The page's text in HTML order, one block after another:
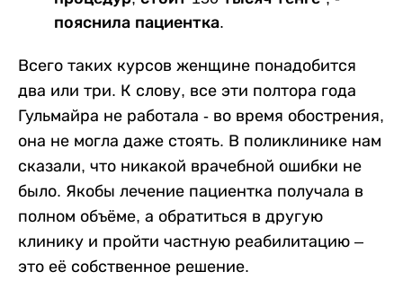
пояснила пациентка.
Всего таких курсов женщине понадобится
два или три. К слову, все эти полтора года
Гульмайра не работала - во время обострения,
она не могла даже стоять. В поликлинике нам
сказали, что никакой врачебной ошибки не
было. Якобы лечение пациентка получала в
полном объёме, а обратиться в другую
клинику и пройти частную реабилитацию –
это её собственное решение.